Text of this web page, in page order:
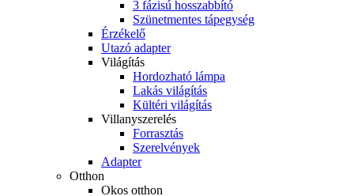
3 fázisú hosszabbító
Szünetmentes tápegység
Érzékelő
Utazó adapter
Világítás
Hordozható lámpa
Lakás világítás
Kültéri világítás
Villanyszerelés
Forrasztás
Szerelvények
Adapter
Otthon
Okos otthon